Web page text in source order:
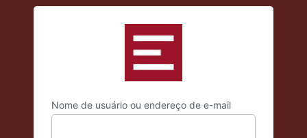
Acessar
Nome de usuário ou endereço de e-mail